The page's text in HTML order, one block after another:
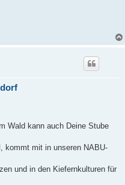
Wald kann auch Deine Stube
kommt mit in unseren NABU-
und in den Kiefernkulturen für